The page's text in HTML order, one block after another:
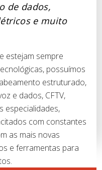
de dados,
e muito
estejam sempre
possuímos
estruturado,
e dados, CFTV,
especialidades,
com constantes
as mais novas
e ferramentas para